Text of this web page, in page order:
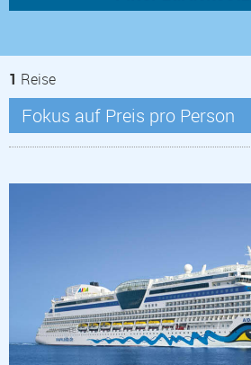
1 Reise